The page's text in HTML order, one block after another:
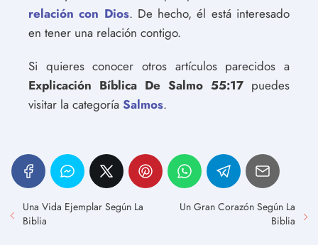
relación con Dios. De hecho, él está interesado
en tener una relación contigo.
Si quieres conocer otros artículos parecidos a
Explicación Bíblica De Salmo 55:17 puedes
visitar la categoría Salmos.
Una Vida Ejemplar Según La
Biblia
Un Gran Corazón Según La
Biblia